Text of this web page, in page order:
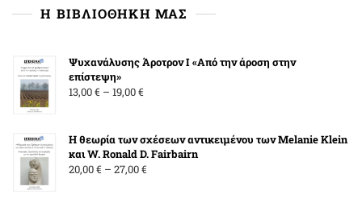
Η ΒΙΒΛΙΟΘΗΚΗ ΜΑΣ
Ψυχανάλυσης Άροτρον Ι «Από την άροση στην
επίστεψη»
13,00€ – 19,00€
through
19,00 €
Η θεωρία των σχέσεων αντικειμένου των Melanie Klein
και W. Ronald D. Fairbairn
20,00€ – 27,00€